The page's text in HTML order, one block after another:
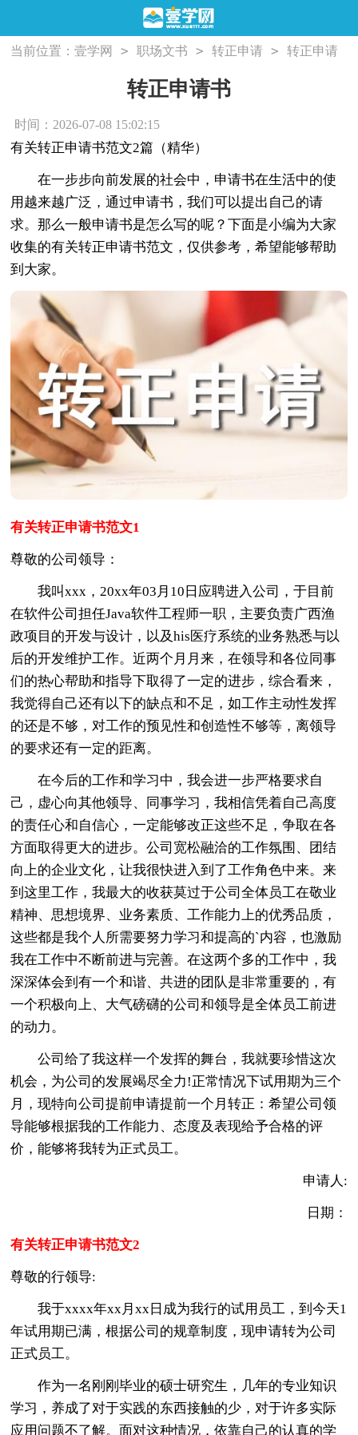
当前位置：壹学网 > 职场文书 > 转正申请 >
转正申请
转正申请书
时间：2026-07-08 15:02:15
有关转正申请书范文2篇（精华）
在一步步向前发展的社会中，申请书在生活中的使
用越来越广泛，通过申请书，我们可以提出自己的请
求。那么一般申请书是怎么写的呢？下面是小编为大家
收集的有关转正申请书范文，仅供参考，希望能够帮助
到大家。
有关转正申请书范文1
尊敬的公司领导：
我叫xxx，20xx年03月10日应聘进入公司，于目前
在软件公司担任Java软件工程师一职，主要负责广西渔
政项目的开发与设计，以及his医疗系统的业务熟悉与以
后的开发维护工作。近两个月月来，在领导和各位同事
们的热心帮助和指导下取得了一定的进步，综合看来，
我觉得自己还有以下的缺点和不足，如工作主动性发挥
的还是不够，对工作的预见性和创造性不够等，离领导
的要求还有一定的距离。
在今后的工作和学习中，我会进一步严格要求自
己，虚心向其他领导、同事学习，我相信凭着自己高度
的责任心和自信心，一定能够改正这些不足，争取在各
方面取得更大的进步。公司宽松融洽的工作氛围、团结
向上的企业文化，让我很快进入到了工作角色中来。来
到这里工作，我最大的收获莫过于公司全体员工在敬业
精神、思想境界、业务素质、工作能力上的优秀品质，
这些都是我个人所需要努力学习和提高的`内容，也激励
我在工作中不断前进与完善。在这两个多的工作中，我
深深体会到有一个和谐、共进的团队是非常重要的，有
一个积极向上、大气磅礴的公司和领导是全体员工前进
的动力。
公司给了我这样一个发挥的舞台，我就要珍惜这次
机会，为公司的发展竭尽全力!正常情况下试用期为三个
月，现特向公司提前申请提前一个月转正：希望公司领
导能够根据我的工作能力、态度及表现给予合格的评
价，能够将我转为正式员工。
申请人:
日期：
有关转正申请书范文2
尊敬的行领导:
我于xxxx年xx月xx日成为我行的试用员工，到今天1
年试用期已满，根据公司的规章制度，现申请转为公司
正式员工。
作为一名刚刚毕业的硕士研究生，几年的专业知识
学习，养成了对于实践的东西接触的少，对于许多实际
应用问题不了解。面对这种情况，依靠自己的认真的学